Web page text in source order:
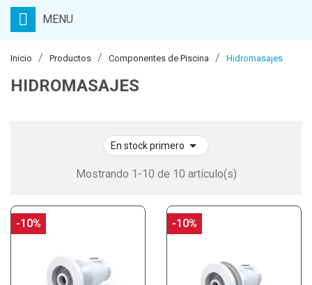
MENU
Inicio Productos Componentes de Piscina Hidromasajes
HIDROMASAJES
En stock primero 
Mostrando 1-10 de 10 artículo(s)
-10% -10%